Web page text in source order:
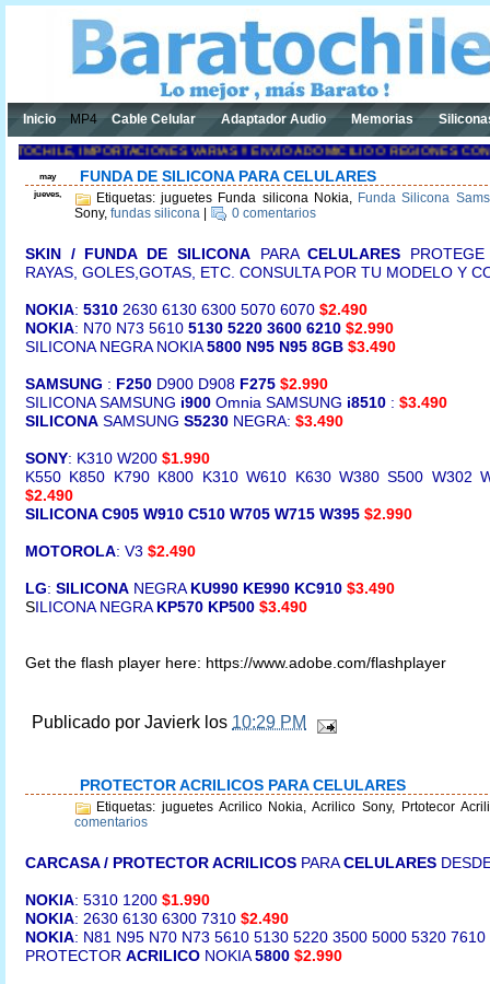
Inicio MP4 Cable Celular Adaptador Audio Memorias
IMPORTACIONES VARIAS !! ENVÍO A DOMICILIO O REGIONES
may
jueves,
FUNDA DE SILICONA PARA CELULARES
Etiquetas: juguetes Funda silicona Nokia, Funda Silicona
Sony, fundas silicona 0 comentarios
SKIN / FUNDA DE SILICONA PARACELULARES
RAYAS, GOLES,GOTAS, ETC. CONSULTA POR TU MODELO Y
NOKIA: 5310 2630 6130 6300 5070 6070 $2.490
NOKIA: N70 N73 5610 5130 5220 3600 6210 $2.990
SILICONA NEGRA NOKIA 5800 N95 N95 8GB $3.490
SAMSUNG : F250 D900 D908 F275 $2.990
SILICONA SAMSUNG i900 Omnia SAMSUNG i8510 : $3.490
SILICONA SAMSUNG S5230 NEGRA: $3.490
SONY: K310 W200 $1.990
K550 K850 K790 K800 K310 W610 K630 W380 S500 W302
$2.490
SILICONA C905 W910 C510 W705 W715 W395 $2.990
MOTOROLA: V3 $2.490
LG: SILICONA NEGRA KU990 KE990 KC910 $3.490
S ILICONA NEGRA KP570 KP500 $3.490
Get the flash player here: https://www.adobe.com/flashplayer
Publicado por Javierk los 10:29 PM
PROTECTOR ACRILICOS PARA CELULARES
Etiquetas: juguetes Acrilico Nokia, Acrilico Sony, Prtotecor
comentarios
CARCASA / PROTECTOR ACRILICOS PARACELULARES
NOKIA: 5310 1200 $1.990
NOKIA: 2630 6130 6300 7310 $2.490
NOKIA: N81 N95 N70 N73 5610 5130 5220 3500 5000 5320 7610
PROTECTOR ACRILICO NOKIA 5800 $2.990